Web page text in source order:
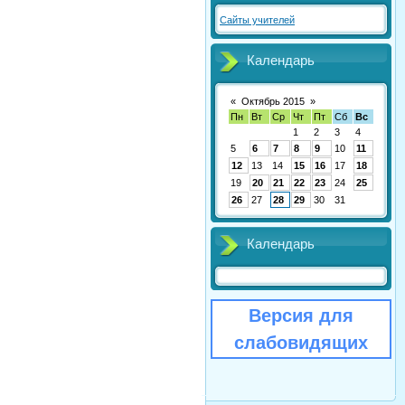
Сайты учителей
Календарь
« Октябрь 2015 »
Пн
Вт Ср Чт Пт Сб
Вс
1
2 3
4
5
6 7 8 9 10
11
12
13 14 15 16 17
18
19
20 21 22 23 24
25
26
27 28 29 30 31
Календарь
Версия для
слабовидящих